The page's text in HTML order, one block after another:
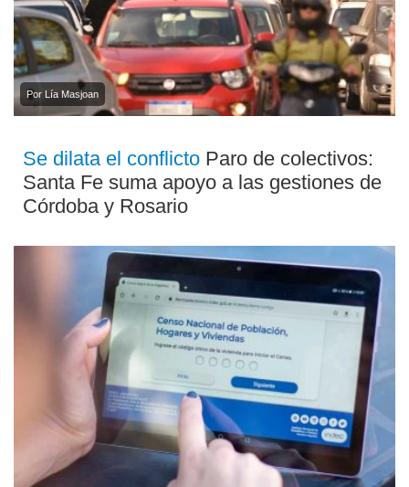
Por Lía Masjoan
Se dilata el conflicto Paro de colectivos:
Santa Fe suma apoyo a las gestiones de
Córdoba y Rosario